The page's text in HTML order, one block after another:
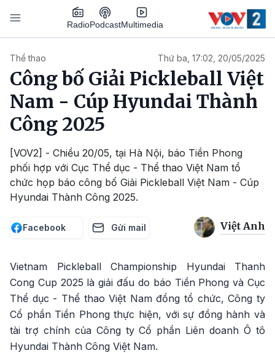
Nhảy đến nội dung
RadioPodcastMultimedia
Thể thao Thứ ba, 17:02, 20/05/2025
Công bố Giải Pickleball Việt
Nam - Cúp Hyundai Thành
Công 2025
[VOV2] - Chiều 20/05, tại Hà Nội, báo Tiền Phong
phối hợp với Cục Thể dục - Thể thao Việt Nam tổ
chức họp báo công bố Giải Pickleball Việt Nam - Cúp
Hyundai Thành Công 2025.
Facebook Gửi mail Việt Anh
Vietnam Pickleball Championship Hyundai Thanh
Cong Cup 2025 là giải đấu do báo Tiền Phong và Cục
Thể dục - Thể thao Việt Nam đồng tổ chức, Công ty
Cổ phần Tiền Phong thực hiện, với sự đồng hành và
tài trợ chính của Công ty Cổ phần Liên doanh Ô tô
Hyundai Thành Công Việt Nam.